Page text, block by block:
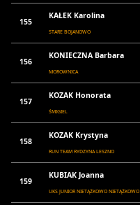
155
KAŁEK Karolina
STARE BOJANOWO
156
KONIECZNA Barbara
MOROWNICA
157
KOZAK Honorata
ŚMIGIEL
158
KOZAK Krystyna
RUN TEAM RYDZYNA LESZNO
159
KUBIAK Joanna
UKS JUNIOR NIETĄŻKOWO NIETĄŻKOWO